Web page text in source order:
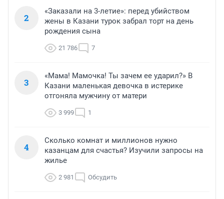
2
«Заказали на 3-летие»: перед убийством
жены в Казани турок забрал торт на день
рождения сына
21 786 7
3
«Мама! Мамочка! Ты зачем ее ударил?» В
Казани маленькая девочка в истерике
отгоняла мужчину от матери
3 999 1
4
Сколько комнат и миллионов нужно
казанцам для счастья? Изучили запросы на
жилье
2 981 Обсудить